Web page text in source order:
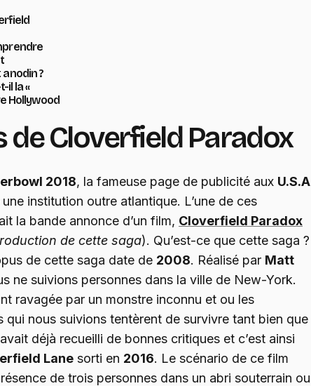
?
il la «
Hollywood
de Cloverfield Paradox
2018, la fameuse page de publicité aux U.S.A
institution outre atlantique. L’une de ces
la bande annonce d’un film, Cloverfield Paradox
de cette saga). Qu’est-ce que cette saga ?
de cette saga date de 2008. Réalisé par Matt
ne suivions personnes dans la ville de New-York.
ravagée par un monstre inconnu et ou les
qui nous suivions tentèrent de survivre tant bien que
déjà recueilli de bonnes critiques et c’est ainsi
Lane sorti en 2016. Le scénario de ce film
de trois personnes dans un abri souterrain ou